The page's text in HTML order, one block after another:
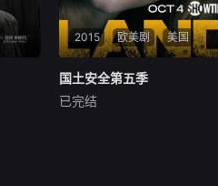
2015 欧美剧 美国
国土安全第五季
国土安全第五季
已完结